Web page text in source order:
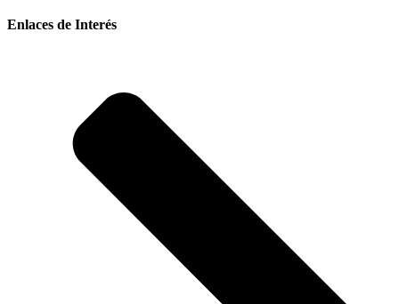
Enlaces de Interés